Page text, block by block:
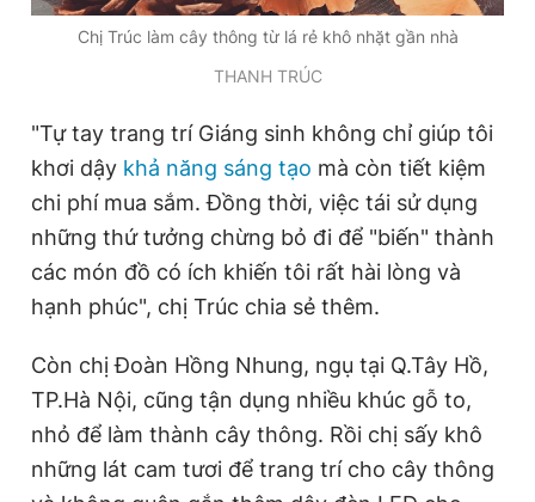
Chị Trúc làm cây thông từ lá rẻ khô nhặt gần nhà
THANH TRÚC
"Tự tay trang trí Giáng sinh không chỉ giúp tôi
khơi dậy khả năng sáng tạo mà còn tiết kiệm
chi phí mua sắm. Đồng thời, việc tái sử dụng
những thứ tưởng chừng bỏ đi để "biến" thành
các món đồ có ích khiến tôi rất hài lòng và
hạnh phúc", chị Trúc chia sẻ thêm.
Còn chị Đoàn Hồng Nhung, ngụ tại Q.Tây Hồ,
TP.Hà Nội, cũng tận dụng nhiều khúc gỗ to,
nhỏ để làm thành cây thông. Rồi chị sấy khô
những lát cam tươi để trang trí cho cây thông